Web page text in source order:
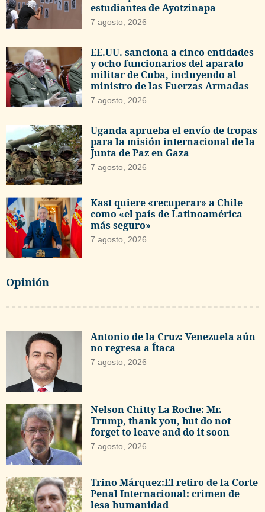
estudiantes de Ayotzinapa
7 agosto, 2026
EE.UU. sanciona a cinco entidades
y ocho funcionarios del aparato
militar de Cuba, incluyendo al
ministro de las Fuerzas Armadas
7 agosto, 2026
Uganda aprueba el envío de tropas
para la misión internacional de la
Junta de Paz en Gaza
7 agosto, 2026
Kast quiere «recuperar» a Chile
como «el país de Latinoamérica
más seguro»
7 agosto, 2026
Opinión
Antonio de la Cruz: Venezuela aún
no regresa a Ítaca
7 agosto, 2026
Nelson Chitty La Roche: Mr.
Trump, thank you, but do not
forget to leave and do it soon
7 agosto, 2026
Trino Márquez:El retiro de la Corte
Penal Internacional: crimen de
lesa humanidad